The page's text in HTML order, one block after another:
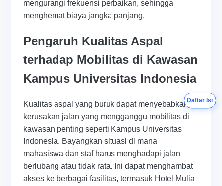
mengurangi frekuensi perbaikan, sehingga
menghemat biaya jangka panjang.
Pengaruh Kualitas Aspal
terhadap Mobilitas di Kawasan
Kampus Universitas Indonesia
Kualitas aspal yang buruk dapat menyebabkan
kerusakan jalan yang mengganggu mobilitas di
kawasan penting seperti Kampus Universitas
Indonesia. Bayangkan situasi di mana
mahasiswa dan staf harus menghadapi jalan
berlubang atau tidak rata. Ini dapat menghambat
akses ke berbagai fasilitas, termasuk Hotel Mulia
Daftar Isi